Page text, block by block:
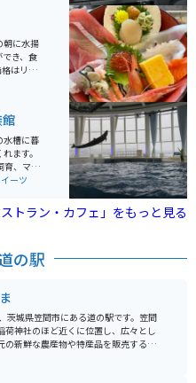
ムな
ことがで
子を購
太子の
ポット
朝に水揚
き、食
はリー
と頂け
水槽に暮
ます。
育、マン
ットあ
ーツ
ストラン・カフェ」をもっと見る
の駅
茨城県笠間市にある道の駅です。笠間
荷神社のほど近くに位置し、広々とし
の新鮮な農産物や特産品を販売する直
コーナー、レストランなどがありま